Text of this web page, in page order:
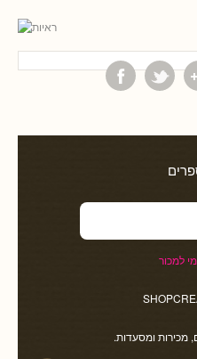
למכור
מכירות ומסעדות.